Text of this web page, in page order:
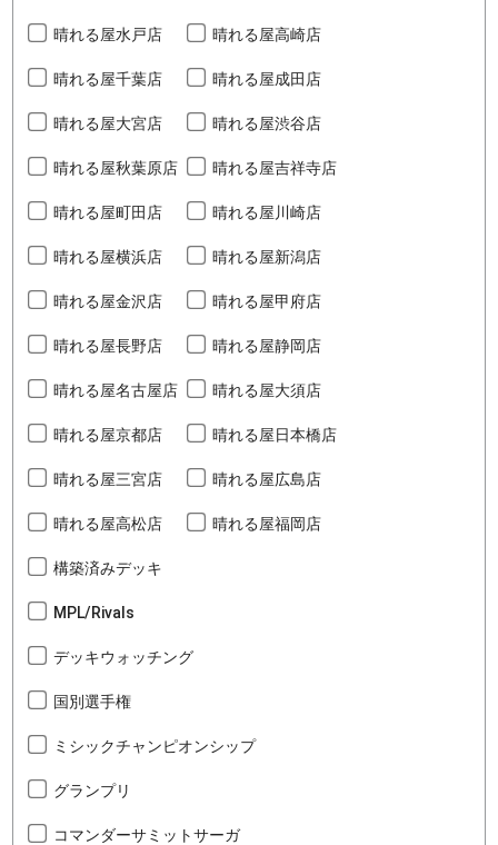
晴れる屋水戸店 晴れる屋高崎店
晴れる屋千葉店 晴れる屋成田店
晴れる屋大宮店 晴れる屋渋谷店
晴れる屋秋葉原店 晴れる屋吉祥寺店
晴れる屋町田店 晴れる屋川崎店
晴れる屋横浜店 晴れる屋新潟店
晴れる屋金沢店 晴れる屋甲府店
晴れる屋長野店 晴れる屋静岡店
晴れる屋名古屋店 晴れる屋大須店
晴れる屋京都店 晴れる屋日本橋店
晴れる屋三宮店 晴れる屋広島店
晴れる屋高松店 晴れる屋福岡店
構築済みデッキ
MPL/Rivals
デッキウォッチング
国別選手権
ミシックチャンピオンシップ
グランプリ
コマンダーサミットサーガ